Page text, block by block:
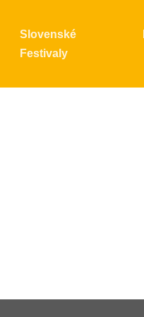
Slovenské
Festivaly